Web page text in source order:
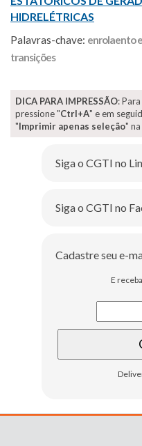
HIDRELÉTRICAS
Palavras-chave: enrolaento
transições
DICA PARA IMPRESSÃO:
pressione "Ctrl+A" e em
"Imprimir apenas seleção"
Siga o CGTI no
Siga o CGTI no
Cadastre seu e-
E